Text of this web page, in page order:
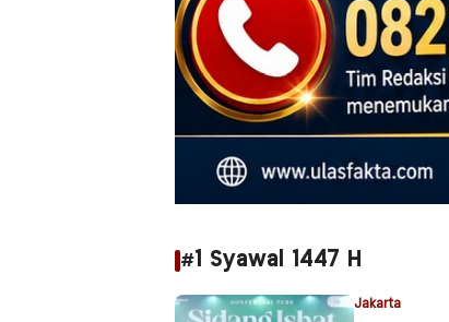
#1 Syawal 1447 H
Jakarta